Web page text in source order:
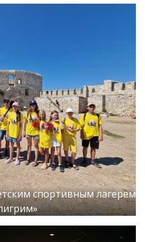
спортивным лагерем